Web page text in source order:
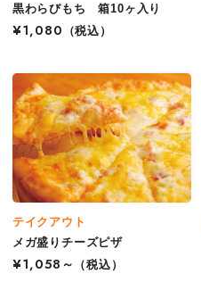
黒わらびもち 箱10ヶ入り
¥1,080
（税込）
テイクアウト
メガ盛りチーズピザ
¥1,058～
（税込）